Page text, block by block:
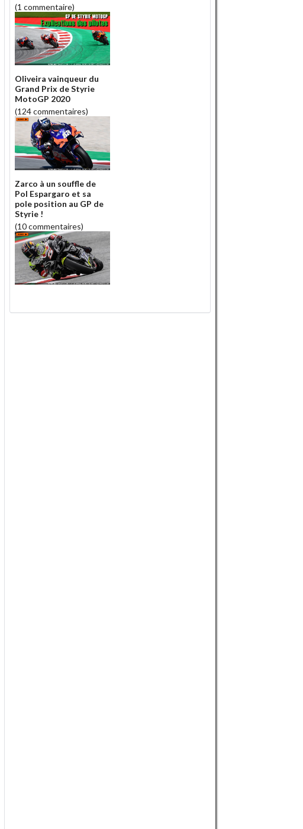
(1 commentaire)
Oliveira vainqueur du
Grand Prix de Styrie
MotoGP 2020
(124 commentaires)
Zarco à un souffle de
Pol Espargaro et sa
pole position au GP de
Styrie !
(10 commentaires)